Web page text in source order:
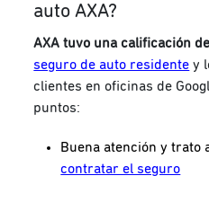
auto AXA?
AXA tuvo una calificación
seguro de auto residente y
clientes en oficinas de
puntos:
Buena atención y trato
contratar el seguro